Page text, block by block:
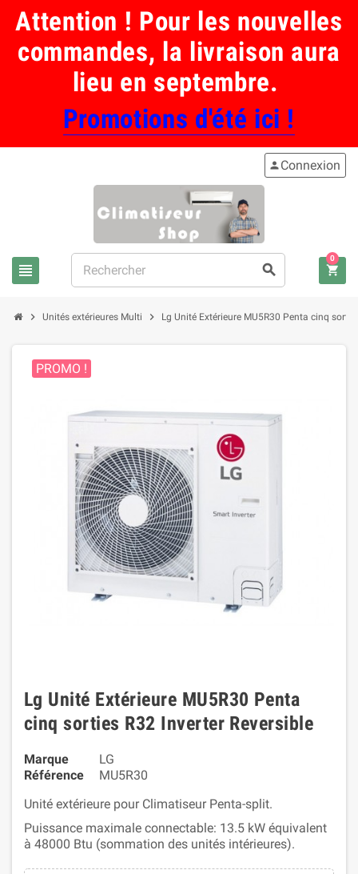
Attention ! Pour les nouvelles
commandes, la livraison aura
lieu en septembre.
Promotions d'été ici !
view_headline search
person Connexion
shopping_cart
0
chevron_right Unités extérieures Multi chevron_right Lg Unité Extérieure MU5R30 Penta cinq
PROMO !
Lg Unité Extérieure MU5R30 Penta
cinq sorties R32 Inverter Reversible
Marque
LG
Référence
MU5R30
Unité extérieure pour Climatiseur Penta-split.
Puissance maximale connectable: 13.5 kW équivalent
à 48000 Btu (sommation des unités intérieures).